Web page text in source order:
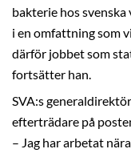
bakterie hos
i en omfattning som
därför jobbet som
fortsätter han.
SVA:s
efterträdare på
– Jag har arbetat